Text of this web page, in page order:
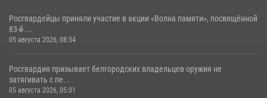
Росгвардейцы приняли участие в акции «Волна памяти», посвящённой
83‑й ...
05 августа 2026, 08:34
Росгвардия призывает белгородских владельцев оружия не
затягивать с пе...
05 августа 2026, 05:01